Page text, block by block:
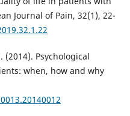
Journal of Pain, 32(1), 22-
(2014). Psychological
when, how and why